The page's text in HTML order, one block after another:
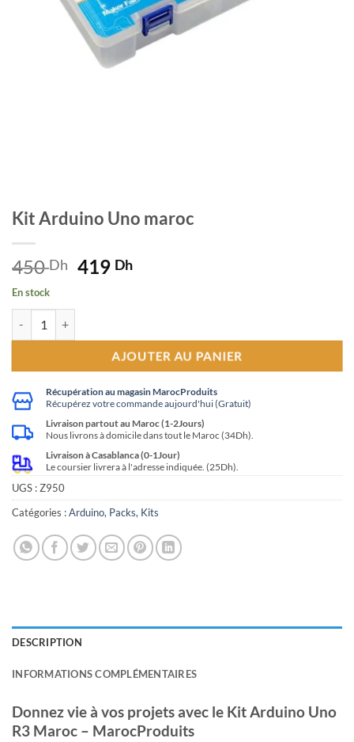
Kit Arduino Uno maroc
450Dh Le
450 Dh.
419 Dh
419 Dh.
En stock
quantité de Kit Arduino Uno maroc
AJOUTER AU PANIER
Récupération au magasin MarocProduits
Récupérez votre commande aujourd'hui (Gratuit)
Livraison partout au Maroc (1-2Jours)
Nous livrons à domicile dans tout le Maroc (34Dh).
Livraison à Casablanca (0-1Jour)
Le coursier livrera à l'adresse indiquée. (25Dh).
UGS :Z950
Catégories :Arduino, Packs, Kits
DESCRIPTION
INFORMATIONS COMPLÉMENTAIRES
Donnez vie à vos projets avec le Kit Arduino Uno
R3 Maroc – MarocProduits